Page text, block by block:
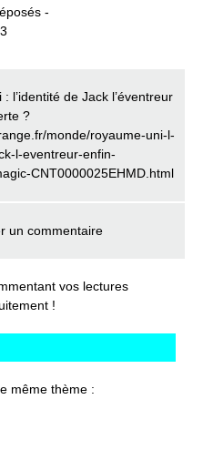
-
l’identité de Jack l’éventreur
?
monde/royaume-uni-l-
l-eventreur-enfin-
CNT0000025EHMD.html
un commentaire
vos lectures
!
même thème :